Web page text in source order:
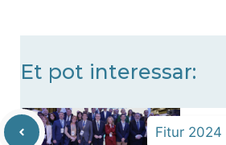
Et pot interessar:
Fitur 2024